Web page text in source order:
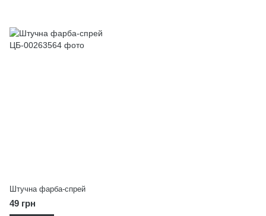
Штучна фарба-спрей
49 грн